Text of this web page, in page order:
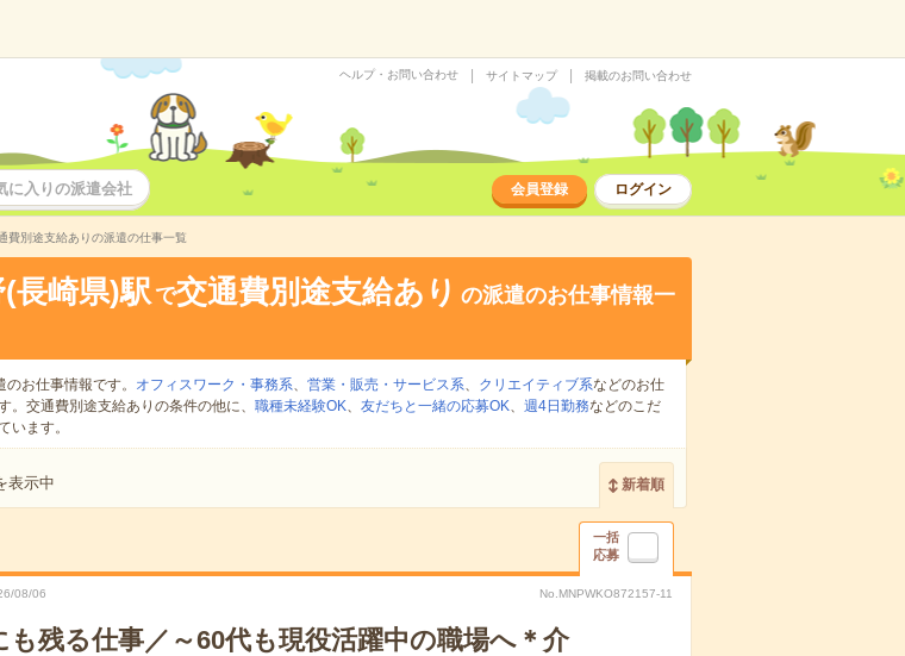
ヘルプ・お問い合わせ サイトマップ 掲載のお問い合わせ
に入りの派遣会社 会員登録 ログイン
費別途支給ありの派遣の仕事一覧
長崎県)駅 で交通費別途支給あり の派遣のお仕事情報一
お仕事情報です。 オフィスワーク・事務系、 営業・販売・サービス系、 クリエイティブ系などのお仕
。交通費別途支給ありの条件の他に、 職種未経験OK、 友だちと一緒の応募OK、 週4日勤務などのこだ
います。
表示中 新着順
一括
応募
08/06 No.MNPWKO872157-11
も残る仕事／～60代も現役活躍中の職場へ＊介